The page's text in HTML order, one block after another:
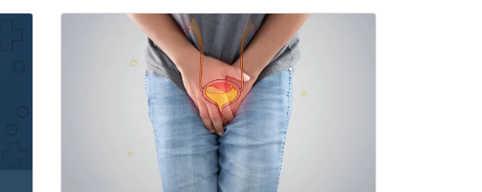
HEALTH & WELLNESS
INKONTINENSIA URIN: PENYEBAB,
JENIS, DAN CARA MENGATASINYA
Inkontinensia urin adalah kondisi medis yang